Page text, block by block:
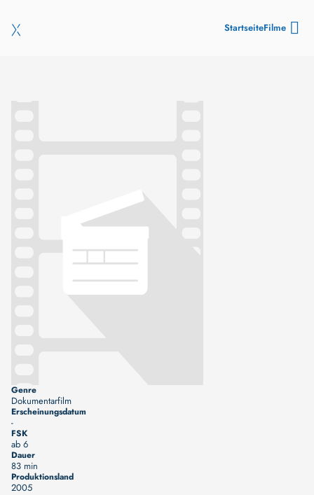
StartseiteFilme
Genre
Dokumentarfilm
Erscheinungsdatum
-
FSK
ab 6
Dauer
83 min
Produktionsland
2005